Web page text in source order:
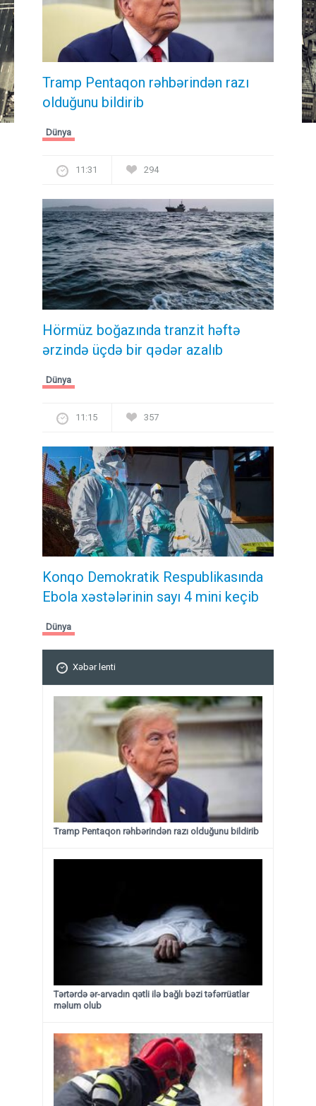
Tramp Pentaqon rəhbərindən razı
olduğunu bildirib
Dünya
11:31 294
Hörmüz boğazında tranzit həftə
ərzində üçdə bir qədər azalıb
Dünya
11:15 357
Konqo Demokratik Respublikasında
Ebola xəstələrinin sayı 4 mini keçib
Dünya
Xəbər lenti
Tramp Pentaqon rəhbərindən razı olduğunu bildirib
Tərtərdə ər-arvadın qətli ilə bağlı bəzi təfərrüatlar
məlum olub